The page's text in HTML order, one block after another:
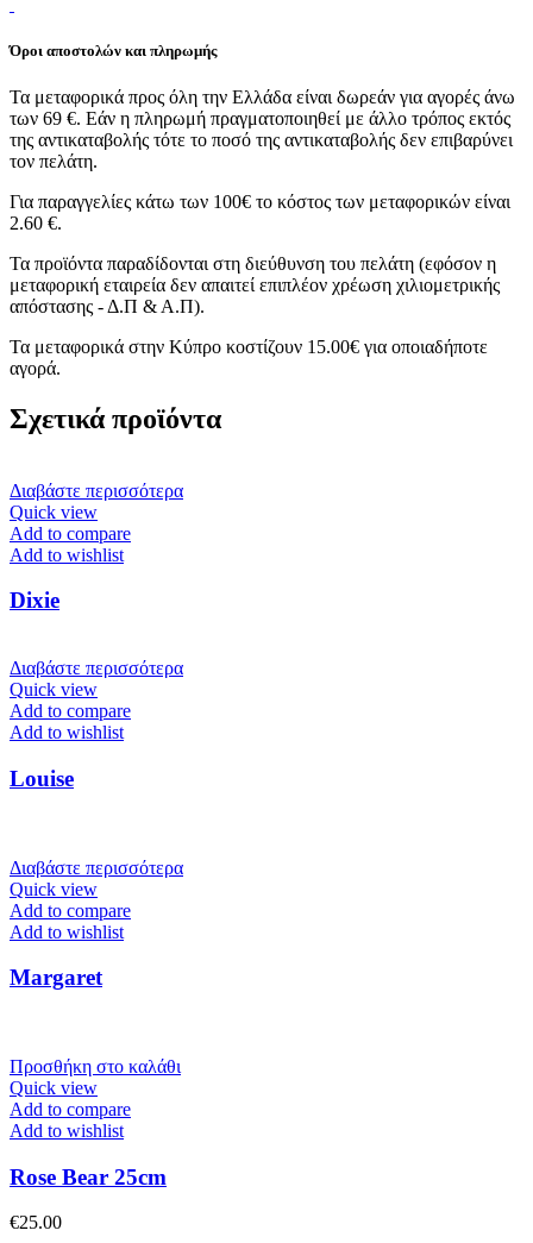
Όροι αποστολών και πληρωμής
Τα μεταφορικά προς όλη την Ελλάδα είναι δωρεάν για αγορές άνω
των 69 €. Εάν η πληρωμή πραγματοποιηθεί με άλλο τρόπος εκτός
της αντικαταβολής τότε το ποσό της αντικαταβολής δεν επιβαρύνει
τον πελάτη.
Για παραγγελίες κάτω των 100€ το κόστος των μεταφορικών είναι
2.60 €.
Τα προϊόντα παραδίδονται στη διεύθυνση του πελάτη (εφόσον η
μεταφορική εταιρεία δεν απαιτεί επιπλέον χρέωση χιλιομετρικής
απόστασης - Δ.Π & Α.Π).
Τα μεταφορικά στην Κύπρο κοστίζουν 15.00€ για οποιαδήποτε
αγορά.
Σχετικά προϊόντα
Διαβάστε περισσότερα
Quick view
Add to compare
Add to wishlist
Dixie
Διαβάστε περισσότερα
Quick view
Add to compare
Add to wishlist
Louise
Διαβάστε περισσότερα
Quick view
Add to compare
Add to wishlist
Margaret
Προσθήκη στο καλάθι
Quick view
Add to compare
Add to wishlist
Rose Bear 25cm
€25.00